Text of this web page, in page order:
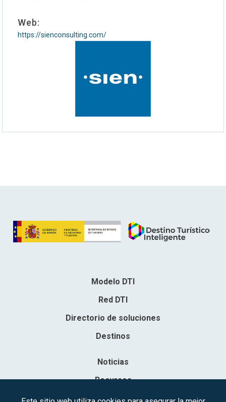
Web:
https://sienconsulting.com/
Modelo DTI
Red DTI
Directorio de soluciones
Destinos
Noticias
Recursos
Contacto